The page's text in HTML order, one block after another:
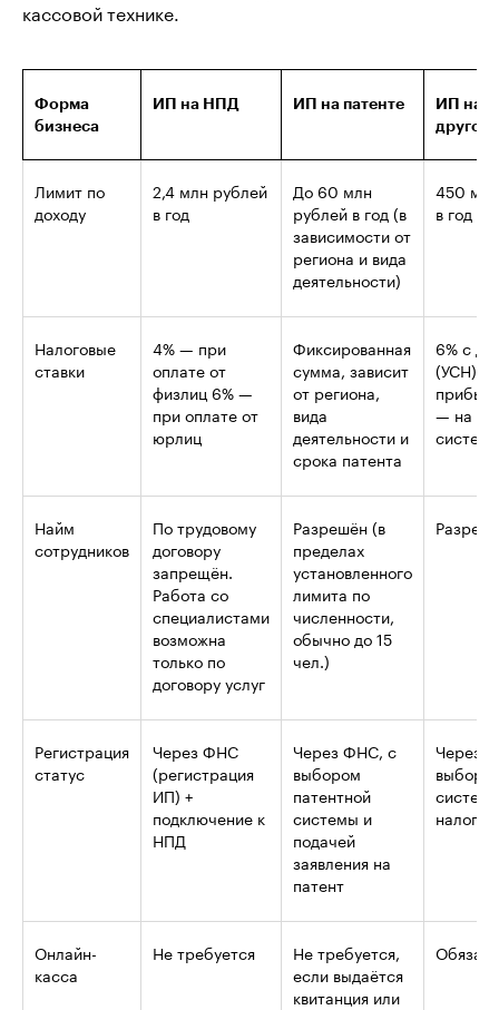
кассовой технике.
Форма
бизнеса
ИП на НПД ИП на патенте
ИП на
другой
Лимит по
доходу
2,4 млн рублей
в год
До 60 млн
рублей в год (в
зависимости от
региона и вида
деятельности)
450
в год
Налоговые
ставки
4% — при
оплате от
физлиц 6% —
при оплате от
юрлиц
Фиксированная
сумма, зависит
от региона,
вида
деятельности и
срока патента
6% с
(УСН)
— на
Найм
сотрудников
По трудовому
договору
запрещён.
Работа со
специалистами
возможна
только по
договору услуг
Разрешён (в
пределах
установленного
лимита по
численности,
обычно до 15
чел.)
Регистрация
статус
Через ФНС
(регистрация
ИП) +
подключение к
НПД
Через ФНС, с
выбором
патентной
системы и
подачей
заявления на
патент
Через
Онлайн-
касса
Не требуется
Не требуется,
если выдаётся
квитанция или